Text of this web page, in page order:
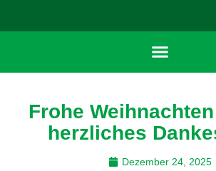
Frohe
herzliches
Dezember 24, 2025